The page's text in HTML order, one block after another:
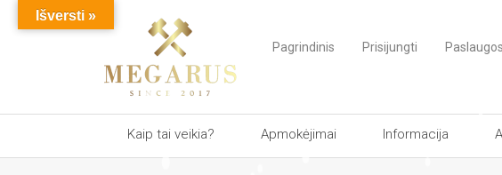
Pagrindinis Prisijungti Paslaugos
Kaip tai veikia? Apmokėjimai Informacija
Išversti »